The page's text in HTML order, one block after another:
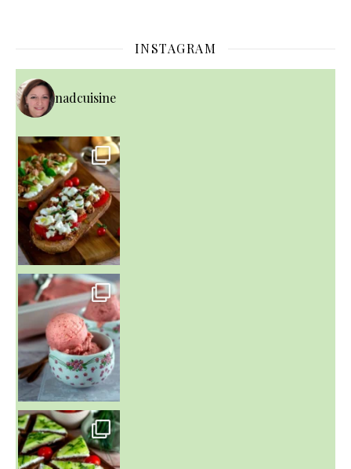
INSTAGRAM
nadcuisine
~ NICE CREAM À LA FRAISE ~
Presque un mois que